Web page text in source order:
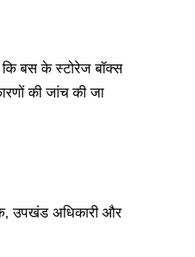
बस के स्टोरेज बॉक्स
की जांच की जा
उपखंड अधिकारी और